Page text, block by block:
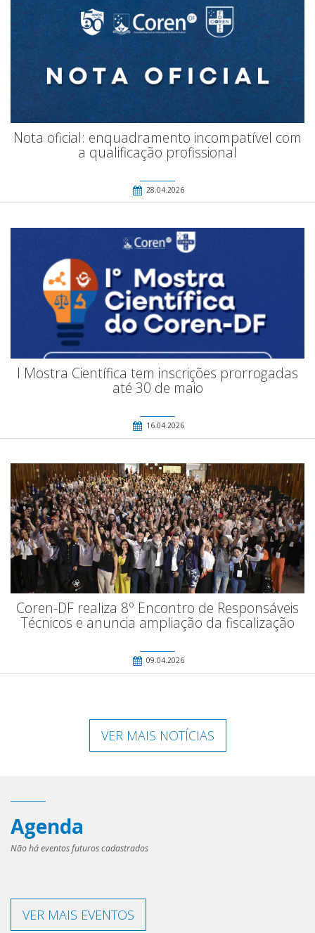
Nota oficial: enquadramento incompatível com
a qualificação profissional
28.04.2026
I Mostra Científica tem inscrições prorrogadas
até 30 de maio
16.04.2026
Coren-DF realiza 8º Encontro de Responsáveis
Técnicos e anuncia ampliação da fiscalização
09.04.2026
VER MAIS NOTÍCIAS
Agenda
Não há eventos futuros cadastrados
VER MAIS EVENTOS